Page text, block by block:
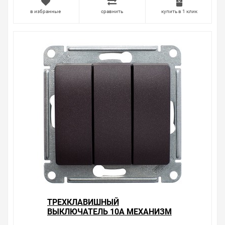
нас действуют хорошие скидки для оптовых
покупателей.
по хорошим ценам. Уверены, что вы найдете на нашем
сайте именно то, что искали, потратив на это минимум
времени. Есть поиск по позициям.
Весь товар сертифицирован, отвечает требованиям
качества. Мы работаем с проверенными
поставщиками, продаем товар от давно
зарекомендовавших себя брендов.
Быстрая доставка в любой город – несколько
вариантов, вы всегда можете выбрать наиболее
удобный. Одноклавишный выключатель с подсветкой
10А механизм SE Glossa, шоколад , можно получить в
пункте выдачи, или заказать курьерскую доставку до
прямо к вашей двери. Это удобнее, чем объезжать
магазины, тратить время, выбирать из того, что
предлагают, а не покупать то, что нужно, что хочется.
в избранные сравнить купить в 1 клик
ТРЕХКЛАВИШНЫЙ
ВЫКЛЮЧАТЕЛЬ 10А МЕХАНИЗМ